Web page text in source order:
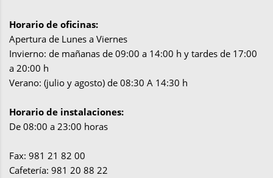
Horario de oficinas:
Apertura de Lunes a Viernes
Invierno: de mañanas de 09:00 a 14:00 h y tardes de 17:00
a 20:00 h
Verano: (julio y agosto) de 08:30 A 14:30 h
Horario de instalaciones:
De 08:00 a 23:00 horas
Fax: 981 21 82 00
Cafetería: 981 20 88 22